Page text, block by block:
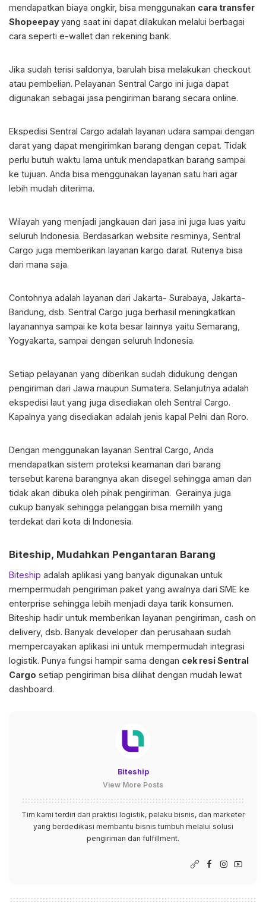
mendapatkan biaya ongkir, bisa menggunakan cara transfer
Shopeepayyang saat ini dapat dilakukan melalui berbagai
cara seperti e-wallet dan rekening bank.
Jika sudah terisi saldonya, barulah bisa melakukan checkout
atau pembelian. Pelayanan Sentral Cargo ini juga dapat
digunakan sebagai jasa pengiriman barang secara online.
Ekspedisi Sentral Cargo adalah layanan udara sampai dengan
darat yang dapat mengirimkan barang dengan cepat. Tidak
perlu butuh waktu lama untuk mendapatkan barang sampai
ke tujuan. Anda bisa menggunakan layanan satu hari agar
lebih mudah diterima.
Wilayah yang menjadi jangkauan dari jasa ini juga luas yaitu
seluruh Indonesia. Berdasarkan website resminya, Sentral
Cargo juga memberikan layanan kargo darat. Rutenya bisa
dari mana saja.
Contohnya adalah layanan dari Jakarta- Surabaya, Jakarta-
Bandung, dsb. Sentral Cargo juga berhasil meningkatkan
layanannya sampai ke kota besar lainnya yaitu Semarang,
Yogyakarta, sampai dengan seluruh Indonesia.
Setiap pelayanan yang diberikan sudah didukung dengan
pengiriman dari Jawa maupun Sumatera. Selanjutnya adalah
ekspedisi laut yang juga disediakan oleh Sentral Cargo.
Kapalnya yang disediakan adalah jenis kapal Pelni dan Roro.
Dengan menggunakan layanan Sentral Cargo, Anda
mendapatkan sistem proteksi keamanan dari barang
tersebut karena barangnya akan disegel sehingga aman dan
tidak akan dibuka oleh pihak pengiriman. Gerainya juga
cukup banyak sehingga pelanggan bisa memilih yang
terdekat dari kota di Indonesia.
Biteship, Mudahkan Pengantaran Barang
Biteship adalah aplikasi yang banyak digunakan untuk
mempermudah pengiriman paket yang awalnya dari SME ke
enterprise sehingga lebih menjadi daya tarik konsumen.
Biteship hadir untuk memberikan layanan pengiriman, cash on
delivery, dsb. Banyak developer dan perusahaan sudah
mempercayakan aplikasi ini untuk mempermudah integrasi
logistik. Punya fungsi hampir sama dengan cek resi Sentral
Cargo setiap pengiriman bisa dilihat dengan mudah lewat
dashboard.
Biteship
View More Posts
Tim kami terdiri dari praktisi logistik, pelaku bisnis, dan marketer
yang berdedikasi membantu bisnis tumbuh melalui solusi
pengiriman dan fulfillment.